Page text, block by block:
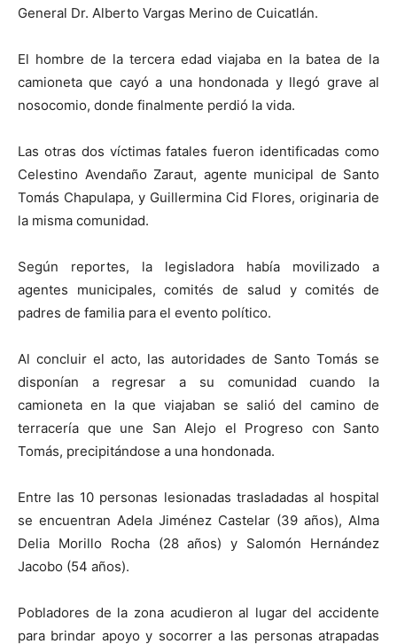
General Dr. Alberto Vargas Merino de Cuicatlán.
El hombre de la tercera edad viajaba en la batea de la
camioneta que cayó a una hondonada y llegó grave al
nosocomio, donde finalmente perdió la vida.
Las otras dos víctimas fatales fueron identificadas como
Celestino Avendaño Zaraut, agente municipal de Santo
Tomás Chapulapa, y Guillermina Cid Flores, originaria de
la misma comunidad.
Según reportes, la legisladora había movilizado a
agentes municipales, comités de salud y comités de
padres de familia para el evento político.
Al concluir el acto, las autoridades de Santo Tomás se
disponían a regresar a su comunidad cuando la
camioneta en la que viajaban se salió del camino de
terracería que une San Alejo el Progreso con Santo
Tomás, precipitándose a una hondonada.
Entre las 10 personas lesionadas trasladadas al hospital
se encuentran Adela Jiménez Castelar (39 años), Alma
Delia Morillo Rocha (28 años) y Salomón Hernández
Jacobo (54 años).
Pobladores de la zona acudieron al lugar del accidente
para brindar apoyo y socorrer a las personas atrapadas